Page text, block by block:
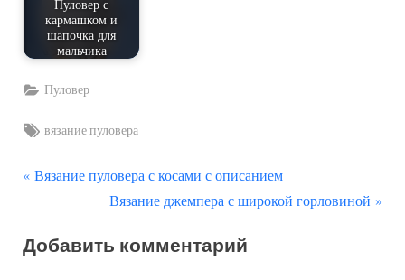
Пуловер с
кармашком и
шапочка для
мальчика
Пуловер
Tags:
вязание пуловера
Навигация
записям
П
д
Вязание пуловера с косами с описанием
С
е
Вязание джемпера с широкой горловиной
Добавить комментарий